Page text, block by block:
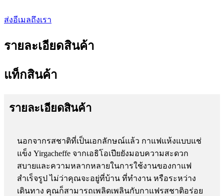
ส่งอีเมลถึงเรา
รายละเอียดสินค้า
แท็กสินค้า
รายละเอียดสินค้า
นอกจากรสชาติที่เป็นเอกลักษณ์แล้ว กาแฟแห้งแบบแช่
แข็ง Yirgacheffe จากเอธิโอเปียยังมอบความสะดวก
สบายและความหลากหลายในการใช้งานของกาแฟ
สำเร็จรูป ไม่ว่าคุณจะอยู่ที่บ้าน ที่ทำงาน หรือระหว่าง
เดินทาง คุณก็สามารถเพลิดเพลินกับกาแฟรสชาติอร่อย